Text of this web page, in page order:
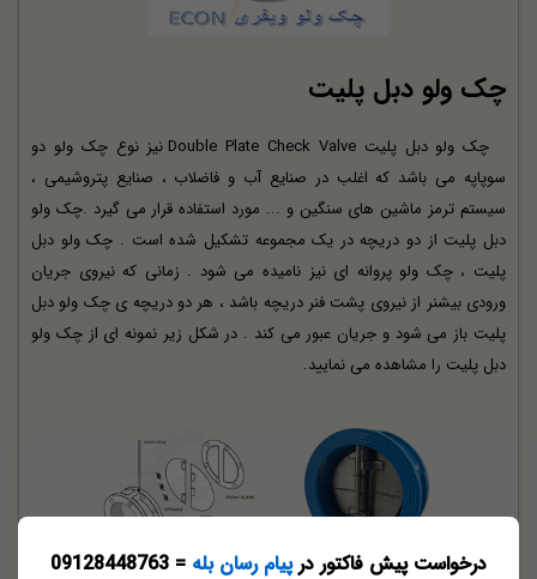
چک ولو دبل پلیت
چک ولو دبل پلیت Double Plate Check Valve نیز نوع چک ولو دو
سوپاپه می باشد که اغلب در صنایع آب و فاضلاب ، صنایع پتروشیمی ،
سیستم ترمز ماشین های سنگین و ... مورد استفاده قرار می گیرد .چک ولو
دبل پلیت از دو دریچه در یک مجموعه تشکیل شده است . چک ولو دبل
پلیت ، چک ولو پروانه ای نیز نامیده می شود . زمانی که نیروی جریان
ورودی بیشنر از نیروی پشت فنر دریچه باشد ، هر دو دریچه ی چک ولو دبل
پلیت باز می شود و جریان عبور می کند . در شکل زیر نمونه ای از چک ولو
دبل پلیت را مشاهده می نمایید.
درخواست پیش فاکتور درپیام رسان بله = 09128448763